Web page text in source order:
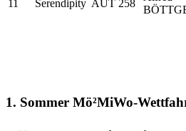
11 Serendipity AUT 258
1. Sommer Mö²MiWo-